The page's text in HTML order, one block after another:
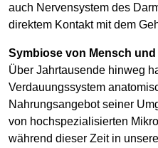
auch Nervensystem des
direktem Kontakt mit dem
Symbiose von Mensch
Über Jahrtausende hinweg
Verdauungssystem
Nahrungsangebot seiner
von hochspezialisierten
während dieser Zeit in